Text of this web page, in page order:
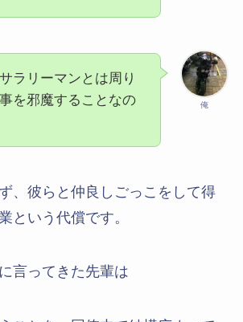
俺
ラリーマンとは周り
を邪魔することなの
、彼らと仲良しごっこをして得
という代償です。
言ってきた先輩は